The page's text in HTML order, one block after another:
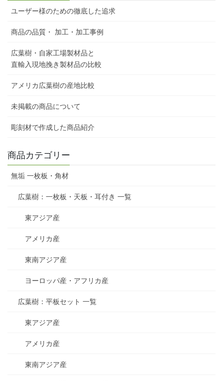
ユーザー様のための徹底した追求
商品の品質・ 加工・加工事例
広葉樹・自家工場製材品と
直輸入現地挽き製材品の比較
アメリカ広葉樹の産地比較
未掲載の商品について
彫刻材で作成した商品紹介
商品カテゴリー
無垢 一枚板・角材
広葉樹：一枚板・天板・耳付き 一覧
東アジア産
アメリカ産
東南アジア産
ヨーロッパ産・アフリカ産
広葉樹：平板セット 一覧
東アジア産
アメリカ産
東南アジア産